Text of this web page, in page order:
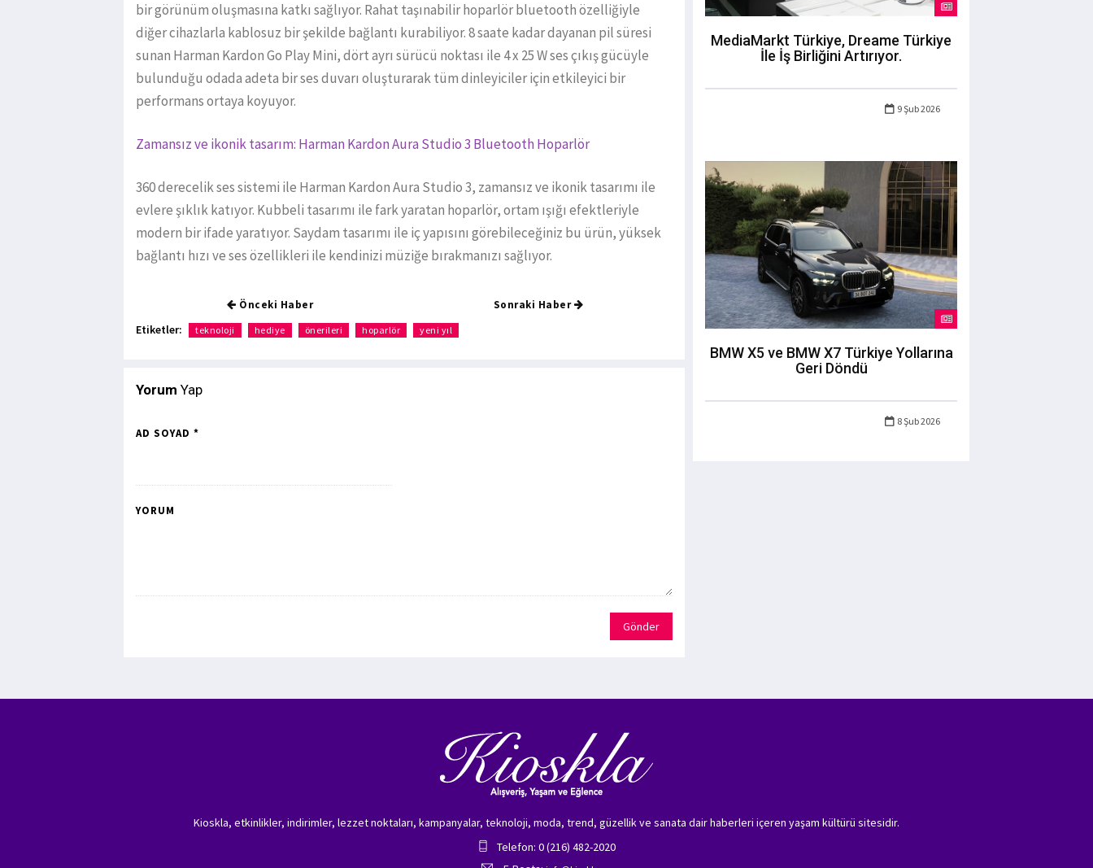
bir görünüm oluşmasına katkı sağlıyor. Rahat taşınabilir hoparlör bluetooth özelliğiyle
diğer cihazlarla kablosuz bir şekilde bağlantı kurabiliyor. 8 saate kadar dayanan pil süresi
sunan Harman Kardon Go Play Mini, dört ayrı sürücü noktası ile 4 x 25 W ses çıkış gücüyle
bulunduğu odada adeta bir ses duvarı oluşturarak tüm dinleyiciler için etkileyici bir
performans ortaya koyuyor.
Zamansız ve ikonik tasarım: Harman Kardon Aura Studio 3 Bluetooth Hoparlör
360 derecelik ses sistemi ile Harman Kardon Aura Studio 3, zamansız ve ikonik tasarımı ile
evlere şıklık katıyor. Kubbeli tasarımı ile fark yaratan hoparlör, ortam ışığı efektleriyle
modern bir ifade yaratıyor. Saydam tasarımı ile iç yapısını görebileceğiniz bu ürün, yüksek
bağlantı hızı ve ses özellikleri ile kendinizi müziğe bırakmanızı sağlıyor.
Önceki Haber Sonraki Haber
Etiketler: teknoloji hediye önerileri hoparlör yeni yıl
Yorum Yap
AD SOYAD *
YORUM
Gönder
MediaMarkt Türkiye, Dreame Türkiye
İle İş Birliğini Artırıyor.
9 Şub 2026
BMW X5 ve BMW X7 Türkiye Yollarına
Geri Döndü
8 Şub 2026
Kioskla, etkinlikler, indirimler, lezzet noktaları, kampanyalar, teknoloji, moda, trend, güzellik ve sanata dair haberleri içeren yaşam kültürü sitesidir.
Telefon: 0 (216) 482-2020